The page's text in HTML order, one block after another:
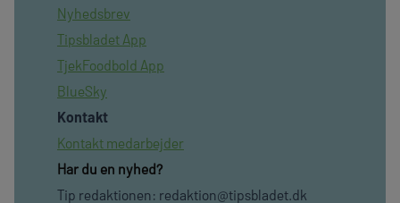
Nyhedsbrev
Tipsbladet App
TjekFoodbold App
BlueSky
Kontakt
Kontakt medarbejder
Har du en nyhed?
Tip redaktionen: redaktion@tipsbladet.dk